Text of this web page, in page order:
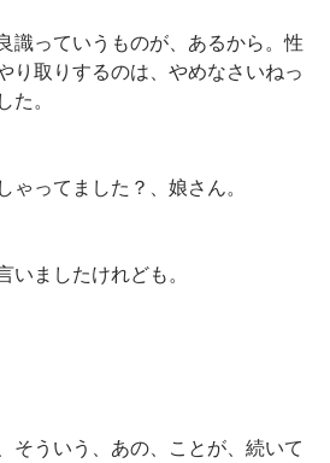
識っていうものが、あるから。性
り取りするのは、やめなさいねっ
た。
ゃってました？、娘さん。
いましたけれども。
そういう、あの、ことが、続いて